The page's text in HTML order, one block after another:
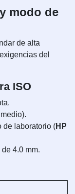
modo de
de alta
del
ISO
de laboratorio (HP
4.0 mm.